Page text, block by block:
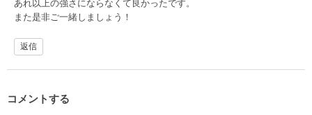
あれ以上の強さにならなくて良かったです。
また是非ご一緒しましょう！
返信
コメントする